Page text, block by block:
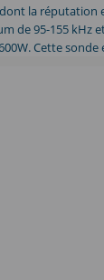
la réputation
de 95-155
Cette